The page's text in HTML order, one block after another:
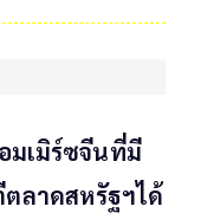
มเมิร์ซจีนที่มี
ลาดสหรัฐฯได้